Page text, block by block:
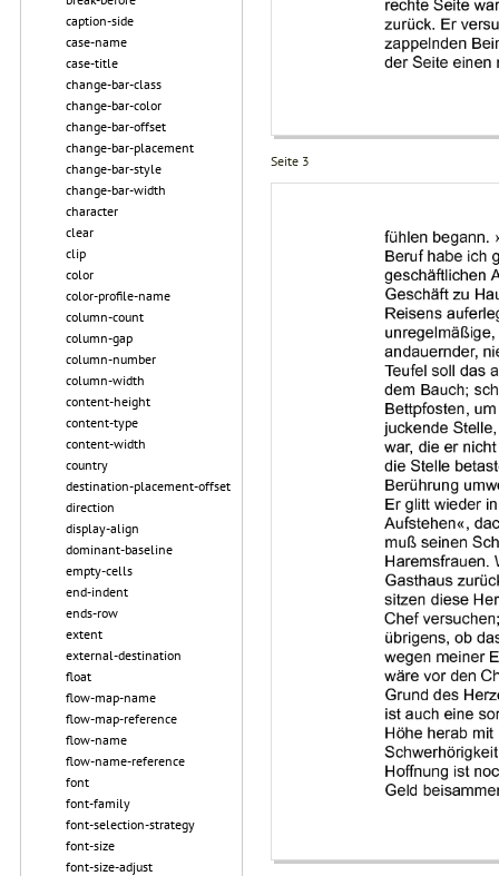
caption-side
case-name
case-title
change-bar-class
change-bar-color
change-bar-offset
change-bar-placement
change-bar-style
change-bar-width
character
clear
clip
color
color-profile-name
column-count
column-gap
column-number
column-width
content-height
content-type
content-width
country
destination-placement-offset
direction
display-align
dominant-baseline
empty-cells
end-indent
ends-row
extent
external-destination
float
flow-map-name
flow-map-reference
flow-name
flow-name-reference
font
font-family
font-selection-strategy
font-size
font-size-adjust
Seite 3